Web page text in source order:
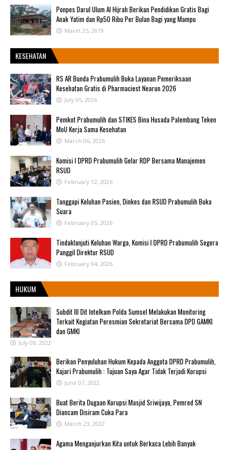
Ponpes Darul Ulum Al Hijrah Berikan Pendidikan Gratis Bagi
Anak Yatim dan Rp50 Ribu Per Bulan Bagi yang Mampu
Maret 25, 2019
KESEHATAN
RS AR Bunda Prabumulih Buka Layanan Pemeriksaan
Kesehatan Gratis di Pharmaciest Nearun 2026
July 05, 2026
Pemkot Prabumulih dan STIKES Bina Husada Palembang Teken
MoU Kerja Sama Kesehatan
March 06, 2026
Komisi I DPRD Prabumulih Gelar RDP Bersama Manajemen
RSUD
February 12, 2026
Tanggapi Keluhan Pasien, Dinkes dan RSUD Prabumulih Buka
Suara
February 05, 2026
Tindaklanjuti Keluhan Warga, Komisi I DPRD Prabumulih Segera
Panggil Direktur RSUD
February 04, 2026
HUKUM
Subdit III Dit Intelkam Polda Sumsel Melakukan Monitoring
Terkait Kegiatan Peresmian Sekretariat Bersama DPD GAMKI
dan GMKI
July 09, 2022
Berikan Penyuluhan Hukum Kepada Anggota DPRD Prabumulih,
Kajari Prabumulih : Tujuan Saya Agar Tidak Terjadi Korupsi
June 07, 2022
Buat Berita Dugaan Korupsi Masjid Sriwijaya, Pemred SN
Diancam Disiram Cuka Para
March 23, 2022
Agama Menganjurkan Kita untuk Berkaca Lebih Banyak